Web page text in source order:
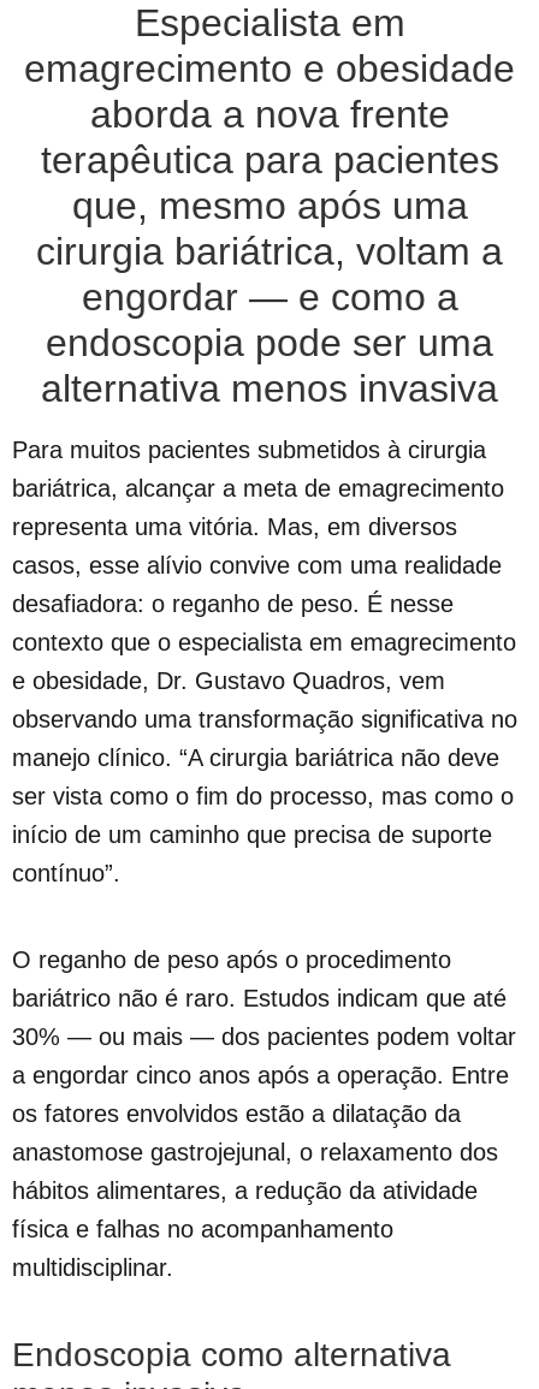
Especialista em
emagrecimento e obesidade
aborda a nova frente
terapêutica para pacientes
que, mesmo após uma
cirurgia bariátrica, voltam a
engordar — e como a
endoscopia pode ser uma
alternativa menos invasiva
Para muitos pacientes submetidos à cirurgia
bariátrica, alcançar a meta de emagrecimento
representa uma vitória. Mas, em diversos
casos, esse alívio convive com uma realidade
desafiadora: o reganho de peso. É nesse
contexto que o especialista em emagrecimento
e obesidade, Dr. Gustavo Quadros, vem
observando uma transformação significativa no
manejo clínico. “A cirurgia bariátrica não deve
ser vista como o fim do processo, mas como o
início de um caminho que precisa de suporte
contínuo”.
O reganho de peso após o procedimento
bariátrico não é raro. Estudos indicam que até
30% — ou mais — dos pacientes podem voltar
a engordar cinco anos após a operação. Entre
os fatores envolvidos estão a dilatação da
anastomose gastrojejunal, o relaxamento dos
hábitos alimentares, a redução da atividade
física e falhas no acompanhamento
multidisciplinar.
Endoscopia como alternativa